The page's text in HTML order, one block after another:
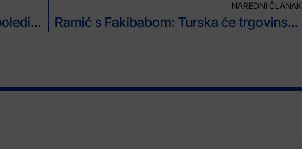
Zbog niskih tempetetura moguća poledica na putevima u BiH
NAREDNI ČLANAK
Ramić s Fakibabom: Turska će trgovinskim sporazumima s BiH posebnu pažnju pružiti povratnicima